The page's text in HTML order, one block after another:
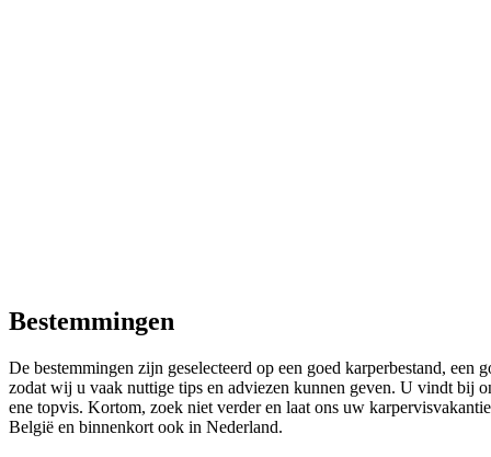
Bestemmingen
De bestemmingen zijn geselecteerd op een goed karperbestand,
zodat wij u vaak nuttige tips en adviezen kunnen geven. U vindt bij
ene topvis. Kortom, zoek niet verder en laat ons uw
België en binnenkort ook in Nederland.